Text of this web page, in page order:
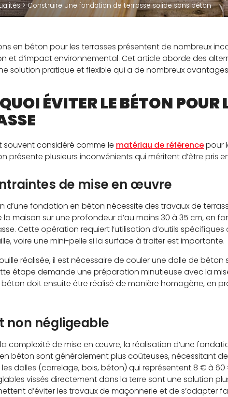
>Construire une fondation de terrasse solide sans béton
en béton pour les terrasses présentent de nombreux
et d’impact environnemental. Cet article aborde des
solution pratique et flexible qui a de nombreux
ÉVITER LE BÉTON
souvent considéré comme le matériau de référencepour
présente plusieurs inconvénients qui méritent d’être pris
de mise en œuvre
d’une fondation en béton nécessite des travaux de
la maison sur une profondeur d’au moins 30 à 35 cm, en
Cette opération requiert l’utilisation d’outils
voire une mini-pelle si la surface à traiter est importante.
réalisée, il est nécessaire de couler une dalle de
étape demande une préparation minutieuse avec la
doit ensuite être réalisé de manière homogène, en
non négligeable
complexité de mise en œuvre, la réalisation d’une
béton sont généralement plus coûteuses, nécessitant
les dalles (carrelage, bois, béton) qui représentent 8 € à
vissés directement dans la terre sont une solution
d’éviter les travaux de maçonnerie et de s’adapter